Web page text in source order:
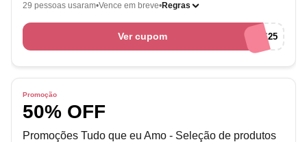
29 pessoas usaram Vence em breve Regras
Ver cupom BOASVINDAS25
Promoção
50% OFF
Promoções Tudo que eu Amo - Seleção de produtos